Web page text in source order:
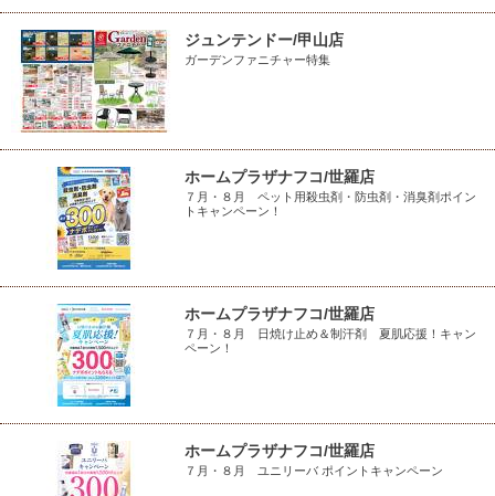
ジュンテンドー/甲山店
ガーデンファニチャー特集
ホームプラザナフコ/世羅店
７月・８月 ペット用殺虫剤・防虫剤・消臭剤ポイン
トキャンペーン！
ホームプラザナフコ/世羅店
７月・８月 日焼け止め＆制汗剤 夏肌応援！キャン
ペーン！
ホームプラザナフコ/世羅店
７月・８月 ユニリーバ ポイントキャンペーン